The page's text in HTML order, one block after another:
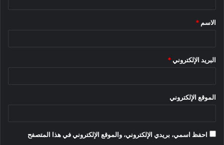
*
الاسم *
البريد الإلكتروني *
الموقع الإلكتروني
احفظ اسمي، بريدي الإلكتروني، والموقع الإلكتروني في هذا المتصفح